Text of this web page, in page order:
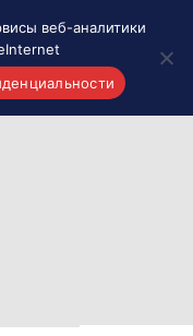
веб-аналитики